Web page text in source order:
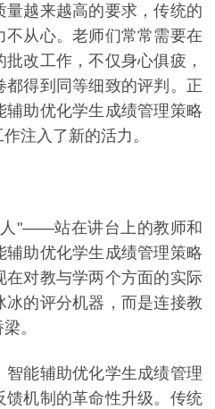
越来越高的要求，传统的
不从心。老师们常常需要在
改工作，不仅身心俱疲，
得到同等细致的评判。正
助优化学生成绩管理策略
注入了新的活力。
"——站在讲台上的教师和
助优化学生成绩管理策略
在对教与学两个方面的实际
的评分机器，而是连接教
。
能辅助优化学生成绩管理
机制的革命性升级。传统